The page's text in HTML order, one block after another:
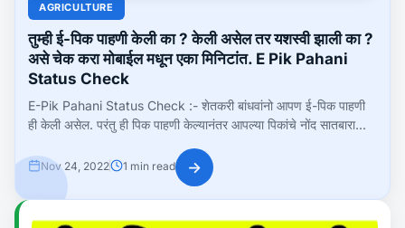
AGRICULTURE
तुम्ही ई-पिक पाहणी केली का ? केली असेल तर यशस्वी झाली का ?
असे चेक करा मोबाईल मधून एका मिनिटांत. E Pik Pahani
Status Check
E-Pik Pahani Status Check :- शेतकरी बांधवांनो आपण ई-पिक पाहणी
ही केली असेल. परंतु ही पिक पाहणी केल्यानंतर आपल्या पिकांचे नोंद सातबारा...
Nov 24, 2022 1 min read →